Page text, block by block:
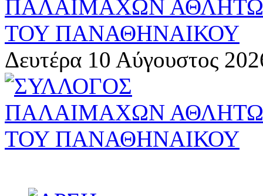
Δευτέρα 10 Αύγουστος